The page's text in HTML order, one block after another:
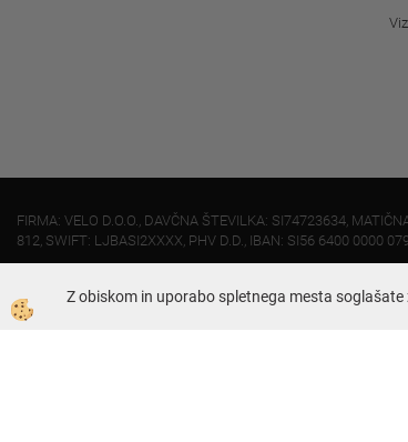
FIRMA: VELO D.O.O., DAVČNA ŠTEVILKA: SI74723634,
812, SWIFT: LJBASI2XXXX, PHV D.D., IBAN: SI56 6400 0000
Dunajska 421, 1231 - Ljubljana Črnuče 01 51 95
Z obiskom in uporabo spletnega mesta